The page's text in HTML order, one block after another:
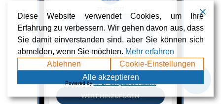
Diese Website verwendet Cookies, um Ihre
Erfahrung zu verbessern. Wir gehen davon aus, dass
Sie damit einverstanden sind, aber Sie können sich
abmelden, wenn Sie möchten. Mehr erfahren
Ablehnen
Cookie-Einstellungen
Alle akzeptieren
Powered by WPLP Compliance Platform